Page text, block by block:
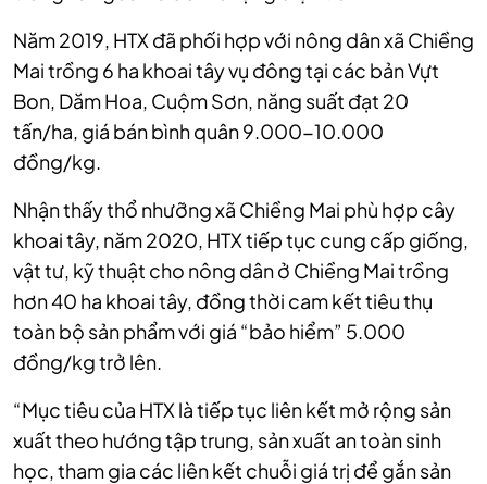
Năm 2019, HTX đã phối hợp với nông dân xã Chiềng
Mai trồng 6 ha khoai tây vụ đông tại các bản Vựt
Bon, Dăm Hoa, Cuộm Sơn, năng suất đạt 20
tấn/ha, giá bán bình quân 9.000-10.000
đồng/kg.
Nhận thấy thổ nhưỡng xã Chiềng Mai phù hợp cây
khoai tây, năm 2020, HTX tiếp tục cung cấp giống,
vật tư, kỹ thuật cho nông dân ở Chiềng Mai trồng
hơn 40 ha khoai tây, đồng thời cam kết tiêu thụ
toàn bộ sản phẩm với giá “bảo hiểm” 5.000
đồng/kg trở lên.
“Mục tiêu của HTX là tiếp tục liên kết mở rộng sản
xuất theo hướng tập trung, sản xuất an toàn sinh
học, tham gia các liên kết chuỗi giá trị để gắn sản